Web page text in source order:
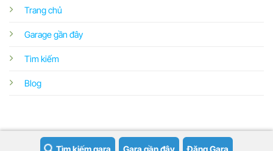
Trang chủ
Garage gần đây
Tìm kiếm
Blog
Tìm kiếm gara Gara gần đây Đăng Gara